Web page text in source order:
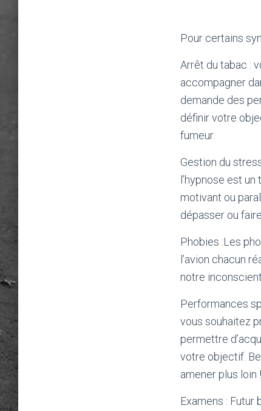
Pour certains
Arrêt du tabac :
accompagner
demande des
définir votre
fumeur.
Gestion du
l’hypnose est
motivant ou
dépasser ou
Phobies :Les
l’avion chacun
notre inconscient
Performances
vous souhaitez
permettre
votre objectif.
amener plus loin !
Examens : Futur